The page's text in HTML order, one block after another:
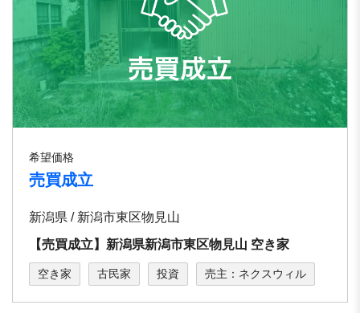
希望価格
売買成立
新潟県 / 新潟市東区物見山
【売買成立】新潟県新潟市東区物見山 空き家
空き家 古民家 投資 売主：ネクスウィル